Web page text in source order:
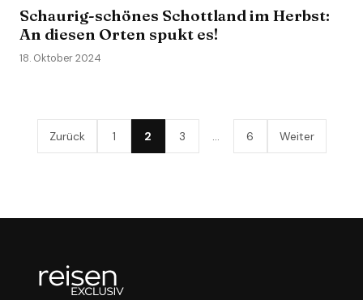
Schaurig-schönes Schottland im Herbst:
An diesen Orten spukt es!
18. Oktober 2024
Zurück 1 2 3 6 Weiter